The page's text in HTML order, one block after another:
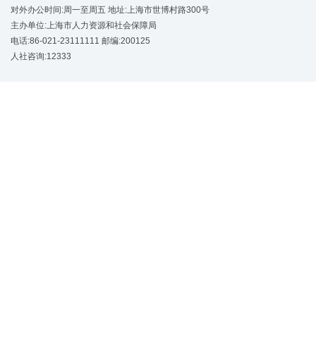
对外办公时间:周一至周五 地址:上海市世博村路300号
主办单位:上海市人力资源和社会保障局
电话:86-021-23111111 邮编:200125
人社咨询:12333